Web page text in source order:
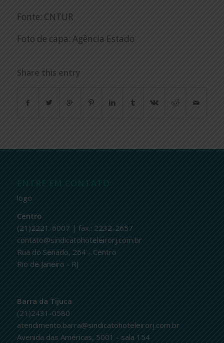
Fonte: CNTUR
Foto de capa: Agência Estado
Share this entry
ENTRE EM CONTATO
logo
Centro
(21)2221-6007 | fax.: 2232-2657
contato@sindicatohoteleirorj.com.br
Rua do Senado, 264 - Centro
Rio de Janeiro - RJ
Barra da Tijuca
(21)2431-0580
atendimento.barra@sindicatohoteleirorj.com.br
Avenida das Américas, 5001 - sala 154